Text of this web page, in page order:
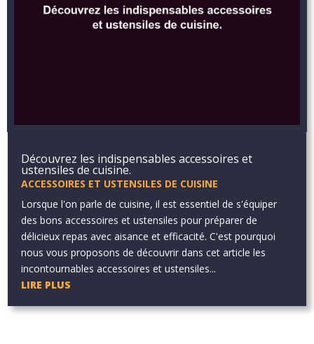
Découvrez les indispensables accessoires et
ustensiles de cuisine.
ACCESSOIRES ET USTENSILES DE CUISINE
Lorsque l'on parle de cuisine, il est essentiel de s'équiper
des bons accessoires et ustensiles pour préparer de
délicieux repas avec aisance et efficacité. C'est pourquoi
nous vous proposons de découvrir dans cet article les
incontournables accessoires et ustensiles...
LIRE PLUS